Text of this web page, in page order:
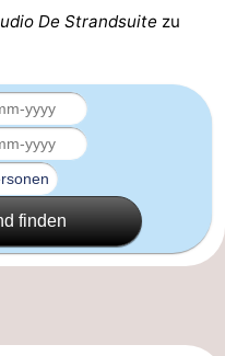
De Strandsuite zu
finden